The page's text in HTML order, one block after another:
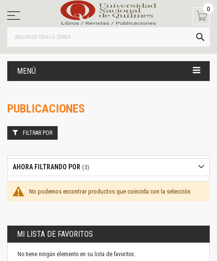
contenido
0
MENÚ
PUBLICACIONES
No podemos encontrar productos que coincida con la selección.
FILTRAR POR
AHORA FILTRANDO POR
MI LISTA DE FAVORITOS
No tiene ningún elemento en su lista de favoritos.